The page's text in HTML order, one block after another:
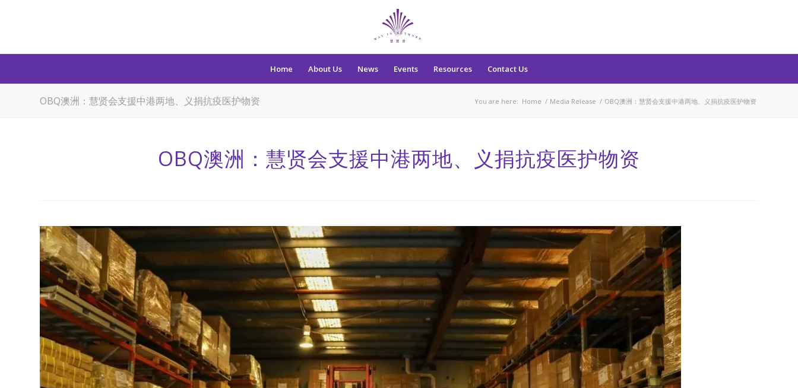
Home About Us News Events Resources Contact Us
OBQ澳洲：慧贤会支援中港两地、义捐抗疫医护物资 You are here: Home / Media Release / OBQ澳洲：慧贤会支援中港两地、义捐抗疫医护物资
OBQ澳洲：慧贤会支援中港两地、义捐抗疫医护物资